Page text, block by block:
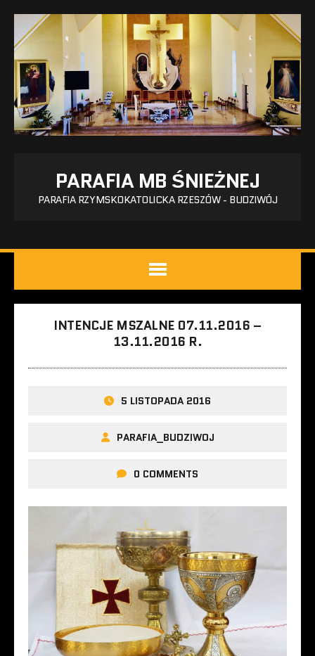
PARAFIA MB ŚNIEŻNEJ
PARAFIA RZYMSKOKATOLICKA RZESZÓW - BUDZIWÓJ
INTENCJE MSZALNE 07.11.2016 –
13.11.2016 R.
5 LISTOPADA 2016
PARAFIA_BUDZIWOJ
0 COMMENTS